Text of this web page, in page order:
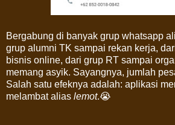
Bergabung di banyak grup whatsapp
grup alumni TK sampai rekan kerja,
bisnis online, dari grup RT sampai
memang asyik. Sayangnya, jumlah
Salah satu efeknya adalah: aplikasi
melambat alias lemot.😭